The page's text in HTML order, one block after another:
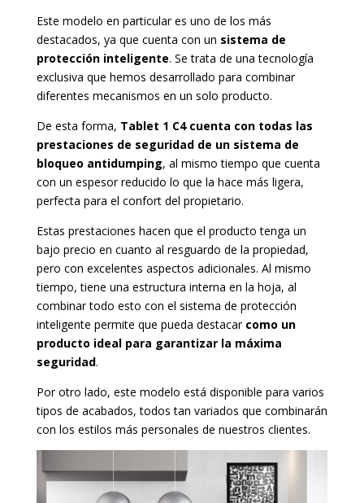
Este modelo en particular es uno de los más
destacados, ya que cuenta con un sistema de
protección inteligente. Se trata de una tecnología
exclusiva que hemos desarrollado para combinar
diferentes mecanismos en un solo producto.
De esta forma, Tablet 1 C4 cuenta con todas las
prestaciones de seguridad de un sistema de
bloqueo antidumping, al mismo tiempo que cuenta
con un espesor reducido lo que la hace más ligera,
perfecta para el confort del propietario.
Estas prestaciones hacen que el producto tenga un
bajo precio en cuanto al resguardo de la propiedad,
pero con excelentes aspectos adicionales. Al mismo
tiempo, tiene una estructura interna en la hoja, al
combinar todo esto con el sistema de protección
inteligente permite que pueda destacar como un
producto ideal para garantizar la máxima
seguridad.
Por otro lado, este modelo está disponible para varios
tipos de acabados, todos tan variados que combinarán
con los estilos más personales de nuestros clientes.